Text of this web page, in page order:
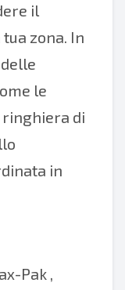
il
zona. In
le
di
in
Pak ,